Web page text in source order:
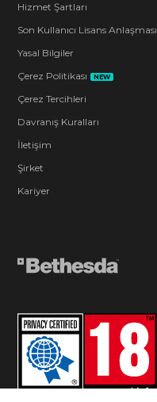
Hizmet Şartları
Son Kullanıcı Lisans Anlaşması
Yasal Bilgiler
Çerez Politikası
NEW
Çerez Tercihleri
Davranış Kuralları
İletişim
Şirket
Kariyer